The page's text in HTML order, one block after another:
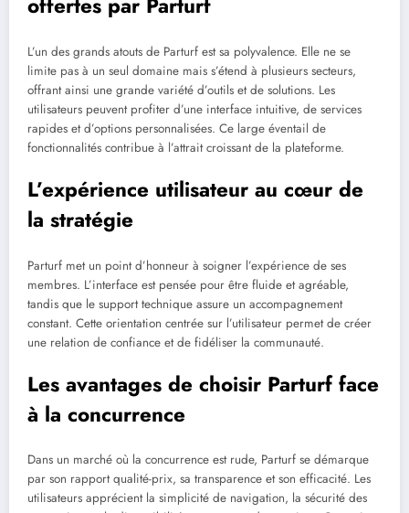
offertes par Parturf
L’un des grands atouts de Parturf est sa polyvalence. Elle ne se
limite pas à un seul domaine mais s’étend à plusieurs secteurs,
offrant ainsi une grande variété d’outils et de solutions. Les
utilisateurs peuvent profiter d’une interface intuitive, de services
rapides et d’options personnalisées. Ce large éventail de
fonctionnalités contribue à l’attrait croissant de la plateforme.
L’expérience utilisateur au cœur de
la stratégie
Parturf met un point d’honneur à soigner l’expérience de ses
membres. L’interface est pensée pour être fluide et agréable,
tandis que le support technique assure un accompagnement
constant. Cette orientation centrée sur l’utilisateur permet de créer
une relation de confiance et de fidéliser la communauté.
Les avantages de choisir Parturf face
à la concurrence
Dans un marché où la concurrence est rude, Parturf se démarque
par son rapport qualité-prix, sa transparence et son efficacité. Les
utilisateurs apprécient la simplicité de navigation, la sécurité des